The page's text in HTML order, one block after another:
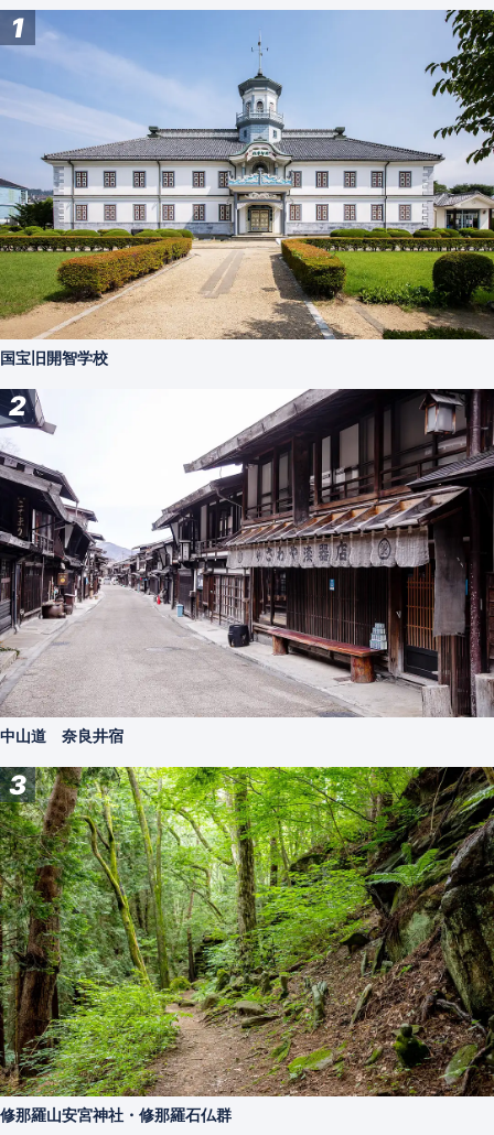
1
国宝旧開智学校
2
中山道 奈良井宿
3
修那羅山安宮神社・修那羅石仏群